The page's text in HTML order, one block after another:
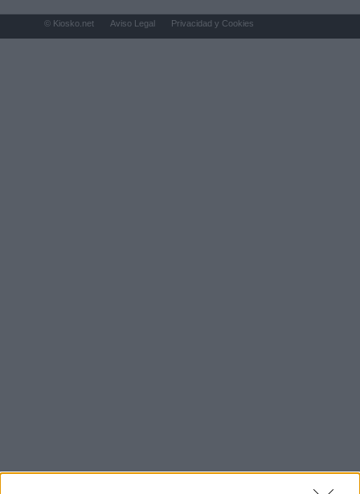
© Kiosko.net Aviso Legal Privacidad y Cookies